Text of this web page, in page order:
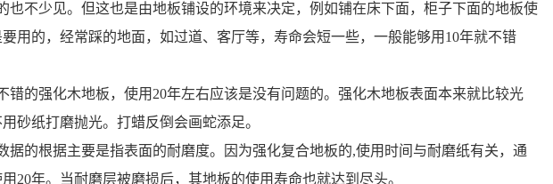
也不少见。但这也是由地板铺设的环境来决定，例如铺在床下面，柜子下面的地板使
用的，经常踩的地面，如过道、客厅等，寿命会短一些，一般能够用10年就不错
错的强化木地板，使用20年左右应该是没有问题的。强化木地板表面本来就比较光
砂纸打磨抛光。打蜡反倒会画蛇添足。
据的根据主要是指表面的耐磨度。因为强化复合地板的,使用时间与耐磨纸有关，通
20年。当耐磨层被磨损后，其地板的使用寿命也就达到尽头。